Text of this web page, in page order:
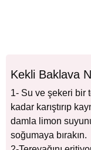
Kekli Baklava
1- Su ve şekeri bir
kadar karıştırıp
damla limon suyunu
soğumaya bırakın.